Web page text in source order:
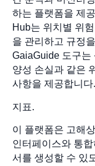
하는 플랫폼을 제
Hub는 위치별 위
을 관리하고 규정
GaiaGuide 도구는
양성 손실과 같은
사항을 제공합니다.
지표.
이 플랫폼은 고해
인터페이스와 통
서를 생성할 수 있